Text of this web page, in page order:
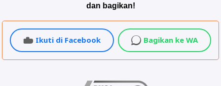
dan bagikan!
Ikuti di Facebook Bagikan ke WA